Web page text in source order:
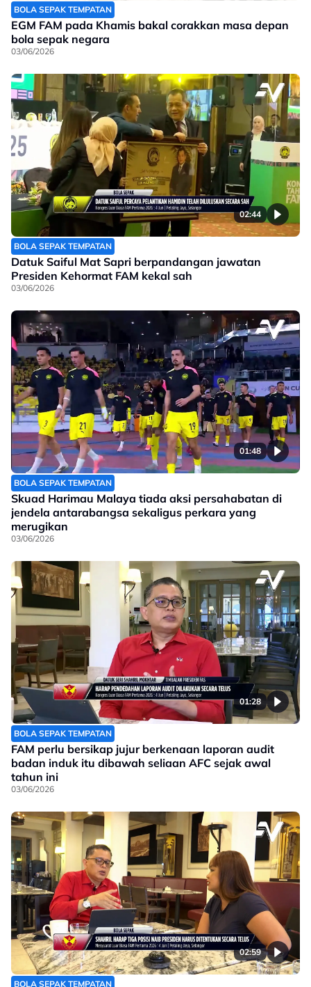
BOLA SEPAK TEMPATAN
EGM FAM pada Khamis bakal corakkan masa depan
bola sepak negara
03/06/2026
02:44
BOLA SEPAK TEMPATAN
Datuk Saiful Mat Sapri berpandangan jawatan
Presiden Kehormat FAM kekal sah
03/06/2026
01:48
BOLA SEPAK TEMPATAN
Skuad Harimau Malaya tiada aksi persahabatan di
jendela antarabangsa sekaligus perkara yang
merugikan
03/06/2026
01:28
BOLA SEPAK TEMPATAN
FAM perlu bersikap jujur berkenaan laporan audit
badan induk itu dibawah seliaan AFC sejak awal
tahun ini
03/06/2026
02:59
BOLA SEPAK TEMPATAN